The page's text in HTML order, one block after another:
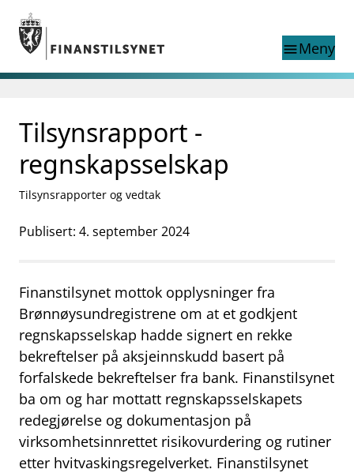
Gå til hovedinnhold
Gå til søkesiden
menuMeny
nettstedet
language
English
exist in English
English home page
Tilsyn
Aktuelt
Finanstilsynets registre
businessOm Finanstilsynet
mail_outlineKontakt oss
work_outlineJobb hos oss
dashboard Informasjon for investorer
notifications_noneAbonner på nyhetsvarsel
Tilsynsrapport -
regnskapsselskap
Tilsynsrapporter og vedtak
Publisert: 4. september 2024
Finanstilsynet mottok opplysninger fra
Brønnøysundregistrene om at et godkjent
regnskapsselskap hadde signert en rekke
bekreftelser på aksjeinnskudd basert på
forfalskede bekreftelser fra bank. Finanstilsynet
ba om og har mottatt regnskapsselskapets
redegjørelse og dokumentasjon på
virksomhetsinnrettet risikovurdering og rutiner
etter hvitvaskingsregelverket. Finanstilsynet